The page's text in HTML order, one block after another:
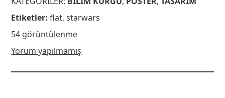
Etiketler: flat,starwars
54 görüntülenme
Yorum yapılmamış